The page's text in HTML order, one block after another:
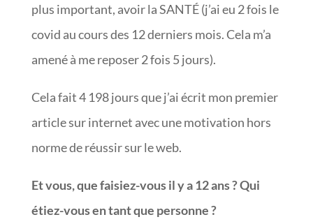
plus important, avoir la SANTÉ (j’ai eu 2 fois le
covid au cours des 12 derniers mois. Cela m’a
amené à me reposer 2 fois 5 jours).
Cela fait 4 198 jours que j’ai écrit mon premier
article sur internet avec une motivation hors
norme de réussir sur le web.
Et vous, que faisiez-vous il y a 12 ans ? Qui
étiez-vous en tant que personne ?